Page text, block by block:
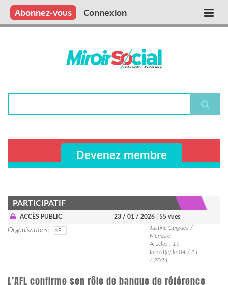
Aller
contenu
Main
Qui sommes nous ?
Vous publiez
Nous publions
Contactez-nous
Abonnez-vous Connexion
Devenez membre
PARTICIPATIF
ACCÈS PUBLIC 23 / 01 / 2026 | 55 vues
Organisations AFL
Justine Guigues /
Membre
Articles : 19
Inscrit(e) le 04 / 11
/ 2024
L’AFL confirme son rôle de banque de référence